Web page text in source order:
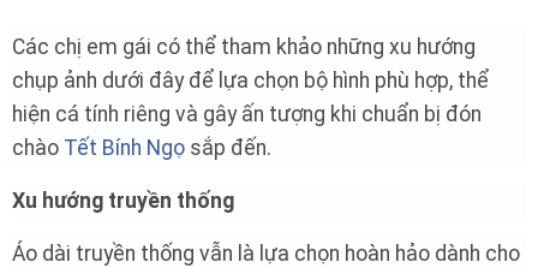
Các chị em gái có thể tham khảo những xu hướng
chụp ảnh dưới đây để lựa chọn bộ hình phù hợp, thể
hiện cá tính riêng và gây ấn tượng khi chuẩn bị đón
chào Tết Bính Ngọ sắp đến.
Xu hướng truyền thống
Áo dài truyền thống vẫn là lựa chọn hoàn hảo dành cho